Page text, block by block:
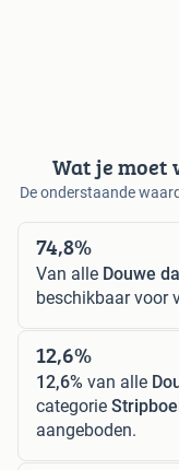
Wat je moet
De onderstaande
74,8%
Van alle Douwe
beschikbaar voor
12,6%
12,6% van alle
categorie
aangeboden.